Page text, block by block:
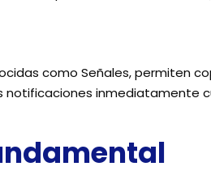
como Señales, permiten
inmediatamente